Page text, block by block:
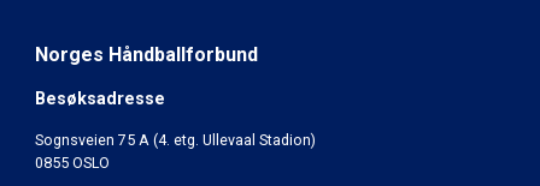
Norges Håndballforbund
Besøksadresse
Sognsveien 75 A (4. etg. Ullevaal Stadion)
0855 OSLO